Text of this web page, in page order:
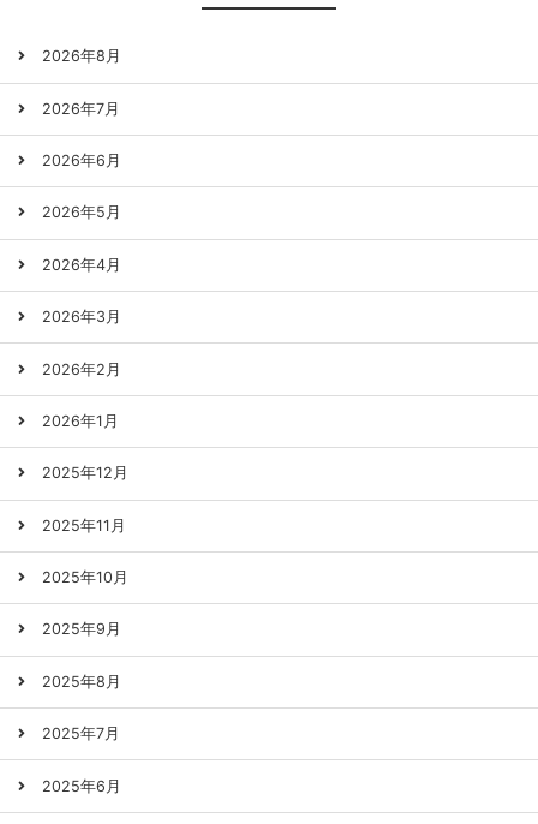
2026年8月
2026年7月
2026年6月
2026年5月
2026年4月
2026年3月
2026年2月
2026年1月
2025年12月
2025年11月
2025年10月
2025年9月
2025年8月
2025年7月
2025年6月